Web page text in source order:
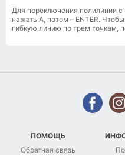
Для переключения полилинии
нажать A, потом – ENTER.
гибкую линию по трем точкам,
ПОМОЩЬ
Обратная связь